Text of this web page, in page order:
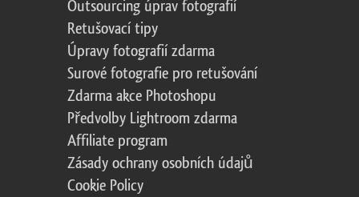
Outsourcing úprav fotografií
Retušovací tipy
Úpravy fotografií zdarma
Surové fotografie pro retušování
Zdarma akce Photoshopu
Předvolby Lightroom zdarma
Affiliate program
Zásady ochrany osobních údajů
Cookie Policy